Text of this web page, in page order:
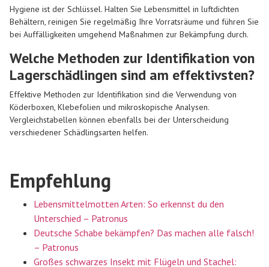
Hygiene ist der Schlüssel. Halten Sie Lebensmittel in luftdichten
Behältern, reinigen Sie regelmäßig Ihre Vorratsräume und führen Sie
bei Auffälligkeiten umgehend Maßnahmen zur Bekämpfung durch.
Welche Methoden zur Identifikation von
Lagerschädlingen sind am effektivsten?
Effektive Methoden zur Identifikation sind die Verwendung von
Köderboxen, Klebefolien und mikroskopische Analysen.
Vergleichstabellen können ebenfalls bei der Unterscheidung
verschiedener Schädlingsarten helfen.
Empfehlung
Lebensmittelmotten Arten: So erkennst du den
Unterschied – Patronus
Deutsche Schabe bekämpfen? Das machen alle falsch!
– Patronus
Großes schwarzes Insekt mit Flügeln und Stachel: